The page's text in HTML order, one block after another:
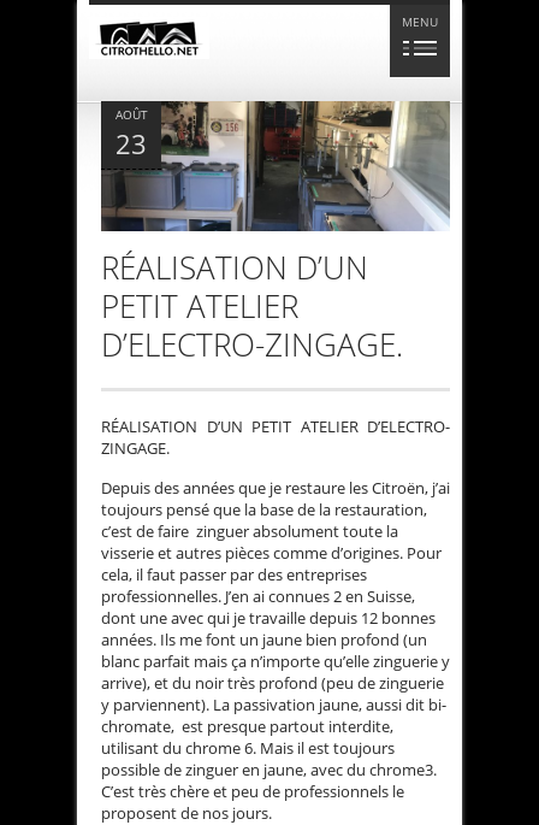
MENU
AOÛT
23
RÉALISATION D’UN
PETIT ATELIER
D’ELECTRO-ZINGAGE.
RÉALISATION D’UN PETIT ATELIER D’ELECTRO-
ZINGAGE.
Depuis des années que je restaure les Citroën, j’ai
toujours pensé que la base de la restauration,
c’est de faire zinguer absolument toute la
visserie et autres pièces comme d’origines. Pour
cela, il faut passer par des entreprises
professionnelles. J’en ai connues 2 en Suisse,
dont une avec qui je travaille depuis 12 bonnes
années. Ils me font un jaune bien profond (un
blanc parfait mais ça n’importe qu’elle zinguerie y
arrive), et du noir très profond (peu de zinguerie
y parviennent). La passivation jaune, aussi dit bi-
chromate, est presque partout interdite,
utilisant du chrome 6. Mais il est toujours
possible de zinguer en jaune, avec du chrome3.
C’est très chère et peu de professionnels le
proposent de nos jours.